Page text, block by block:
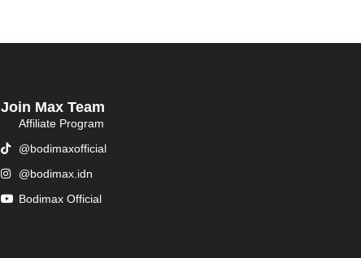
Join Max Team
Affiliate Program
@bodimaxofficial
@bodimax.idn
Bodimax Official